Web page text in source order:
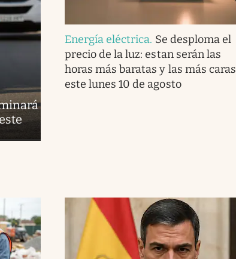
Energía eléctrica. Se desploma el
precio de la luz: estan serán las
horas más baratas y las más caras
este lunes 10 de agosto